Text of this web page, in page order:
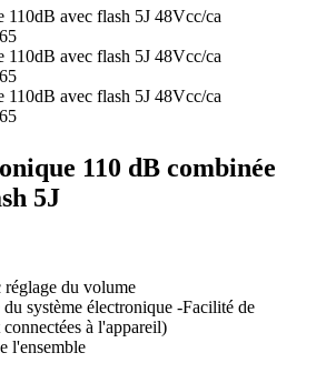
110 dB combinée
5J
réglage du volume
système électronique -Facilité de
à l'appareil)
l'ensemble